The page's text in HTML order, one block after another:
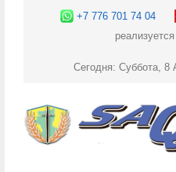
+7 776 701 74 04
Сегодня: Суббота, 8